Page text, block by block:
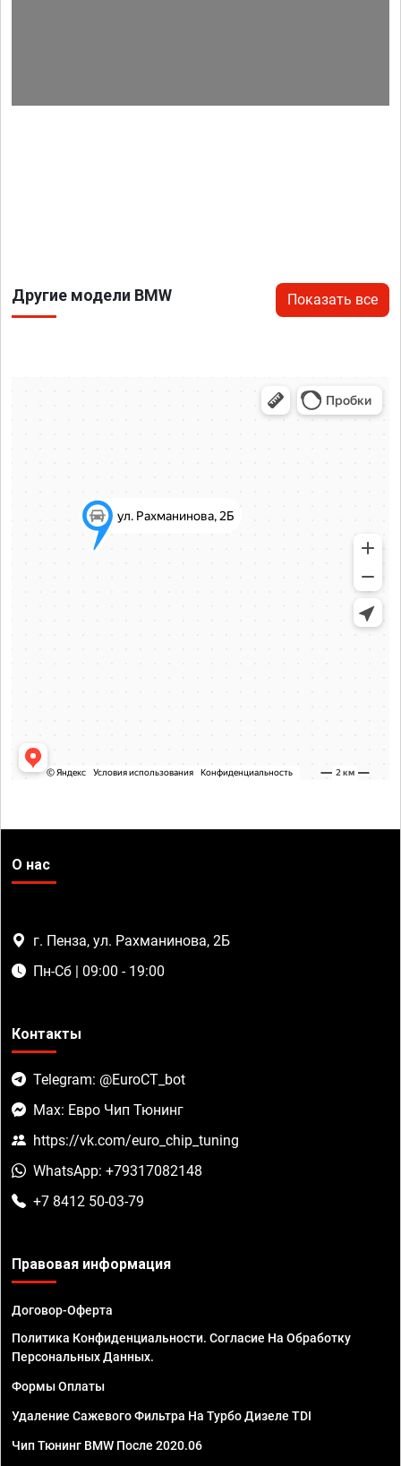
Другие модели BMW Показать все
О нас
г. Пенза, ул. Рахманинова, 2Б
Пн-Сб | 09:00 - 19:00
Контакты
Telegram: @EuroCT_bot
Max: Евро Чип Тюнинг
https://vk.com/euro_chip_tuning
WhatsApp: +79317082148
+7 8412 50-03-79
Правовая информация
Договор-Оферта
Политика Конфиденциальности. Согласие На Обработку
Персональных Данных.
Формы Оплаты
Удаление Сажевого Фильтра На Турбо Дизеле TDI
Чип Тюнинг BMW После 2020.06